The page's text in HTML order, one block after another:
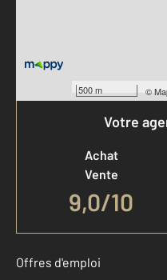
500 m ©
Votre
Achat
Vente
9,0/10
Offres d'emploi